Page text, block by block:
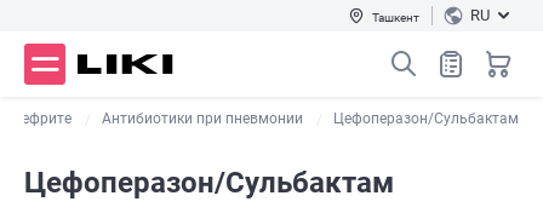
Ташкент RU
Антибиотики при пневмонии Цефоперазон/Сульбактам
Цефоперазон/Сульбактам